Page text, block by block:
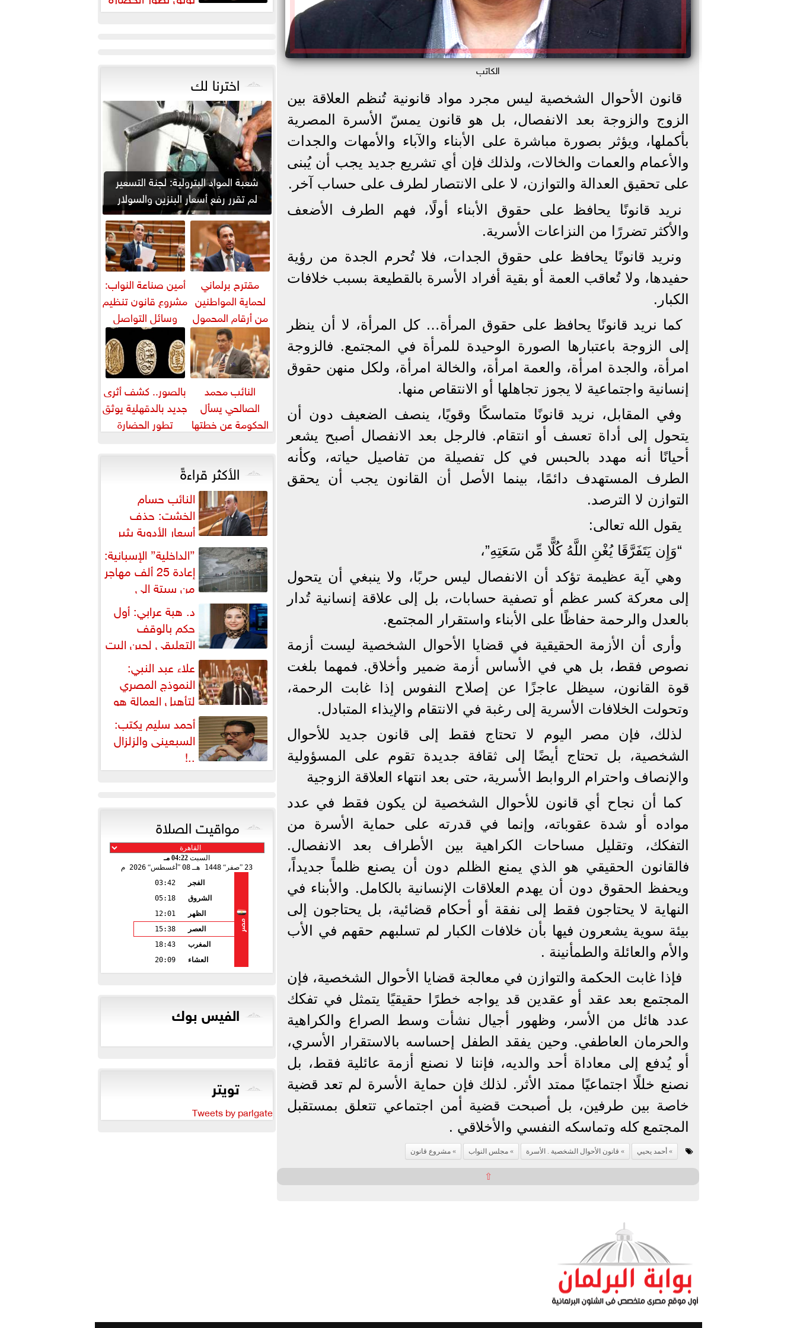
الكاتب
قانون الأحوال الشخصية ليس مجرد مواد قانونية تُنظم العلاقة بين
الزوج والزوجة بعد الانفصال، بل هو قانون يمسّ الأسرة المصرية
بأكملها، ويؤثر بصورة مباشرة على الأبناء والآباء والأمهات والجدات
والأعمام والعمات والخالات، ولذلك فإن أي تشريع جديد يجب أن يُبنى
على تحقيق العدالة والتوازن، لا على الانتصار لطرف على حساب آخر.
نريد قانونًا يحافظ على حقوق الأبناء أولًا، فهم الطرف الأضعف
والأكثر تضررًا من النزاعات الأسرية.
ونريد قانونًا يحافظ على حقوق الجدات، فلا تُحرم الجدة من رؤية
حفيدها، ولا تُعاقب العمة أو بقية أفراد الأسرة بالقطيعة بسبب خلافات
الكبار.
كما نريد قانونًا يحافظ على حقوق المرأة… كل المرأة، لا أن ينظر
إلى الزوجة باعتبارها الصورة الوحيدة للمرأة في المجتمع. فالزوجة
امرأة، والجدة امرأة، والعمة امرأة، والخالة امرأة، ولكل منهن حقوق
إنسانية واجتماعية لا يجوز تجاهلها أو الانتقاص منها.
وفي المقابل، نريد قانونًا متماسكًا وقويًا، ينصف الضعيف دون أن
يتحول إلى أداة تعسف أو انتقام. فالرجل بعد الانفصال أصبح يشعر
أحيانًا أنه مهدد بالحبس في كل تفصيلة من تفاصيل حياته، وكأنه
الطرف المستهدف دائمًا، بينما الأصل أن القانون يجب أن يحقق
التوازن لا الترصد.
يقول الله تعالى:
“وَإِن يَتَفَرَّقَا يُغْنِ اللَّهُ كُلًّا مِّن سَعَتِهِ”،
وهي آية عظيمة تؤكد أن الانفصال ليس حربًا، ولا ينبغي أن يتحول
إلى معركة كسر عظم أو تصفية حسابات، بل إلى علاقة إنسانية تُدار
بالعدل والرحمة حفاظًا على الأبناء واستقرار المجتمع.
وأرى أن الأزمة الحقيقية في قضايا الأحوال الشخصية ليست أزمة
نصوص فقط، بل هي في الأساس أزمة ضمير وأخلاق. فمهما بلغت
قوة القانون، سيظل عاجزًا عن إصلاح النفوس إذا غابت الرحمة،
وتحولت الخلافات الأسرية إلى رغبة في الانتقام والإيذاء المتبادل.
لذلك، فإن مصر اليوم لا تحتاج فقط إلى قانون جديد للأحوال
الشخصية، بل تحتاج أيضًا إلى ثقافة جديدة تقوم على المسؤولية
والإنصاف واحترام الروابط الأسرية، حتى بعد انتهاء العلاقة الزوجية
كما أن نجاح أي قانون للأحوال الشخصية لن يكون فقط في عدد
مواده أو شدة عقوباته، وإنما في قدرته على حماية الأسرة من
التفكك، وتقليل مساحات الكراهية بين الأطراف بعد الانفصال.
فالقانون الحقيقي هو الذي يمنع الظلم دون أن يصنع ظلماً جديداً،
ويحفظ الحقوق دون أن يهدم العلاقات الإنسانية بالكامل. والأبناء في
النهاية لا يحتاجون فقط إلى نفقة أو أحكام قضائية، بل يحتاجون إلى
بيئة سوية يشعرون فيها بأن خلافات الكبار لم تسلبهم حقهم في الأب
والأم والعائلة والطمأنينة .
فإذا غابت الحكمة والتوازن في معالجة قضايا الأحوال الشخصية، فإن
المجتمع بعد عقد أو عقدين قد يواجه خطرًا حقيقيًا يتمثل في تفكك
عدد هائل من الأسر، وظهور أجيال نشأت وسط الصراع والكراهية
والحرمان العاطفي. وحين يفقد الطفل إحساسه بالاستقرار الأسري،
أو يُدفع إلى معاداة أحد والديه، فإننا لا نصنع أزمة عائلية فقط، بل
نصنع خللًا اجتماعيًا ممتد الأثر. لذلك فإن حماية الأسرة لم تعد قضية
خاصة بين طرفين، بل أصبحت قضية أمن اجتماعي تتعلق بمستقبل
المجتمع كله وتماسكه النفسي والأخلاقي .
أحمد يحيي قانون الأحوال الشخصية . الأسرة مجلس النواب مشروع قانون
⇧
المصرية عبر آلاف السنين
اخترنا لك
شعبة المواد البترولية: لجنة التسعير
لم تقرر رفع أسعار البنزين والسولار
حتى...
مقترح برلماني
لحماية المواطنين
من أرقام المحمول
المجهولة
أمين صناعة النواب:
مشروع قانون تنظيم
وسائل التواصل
يواجه التزييف
العميق ويحمي...
النائب محمد
الصالحي يسأل
الحكومة عن خطتها
اللحوم
بالصور.. كشف أثرى
جديد بالدقهلية يوثق
تطور الحضارة
السنين
الأكثر قراءةً
النائب حسام
الخشت: حذف
أسعار الأدوية يثير
إشكالية دستورية ويهدد حق
المواطن...
”الداخلية” الإسبانية:
إعادة 25 ألف مهاجر
من سبتة إلى
المغرب... وارتفاع حصيلة...
د. هبة عرابي: أول
حكم بالوقف
التعليقي لحين البت
في الطعن على... علاء عبد النبي:
النموذج المصري
لتأهيل العمالة هو
البديل العملي والأمثل لأزمات...
أحمد سليم يكتب:
السبعينى والزلزال
..!
مواقيت الصلاة
السبت 04:22 مـ
23 صفر 1448 هـ 08 أغسطس 2026 م
مصر
الفجر
03:42
الشروق
05:18
الظهر
12:01
العصر
15:38
المغرب
18:43
العشاء
20:09
الفيس بوك
تويتر
Tweets by parlgate